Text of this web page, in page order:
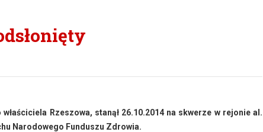
Rzeszowa, stanął 26.10.2014 na skwerze w rejonie al.
Narodowego Funduszu Zdrowia.